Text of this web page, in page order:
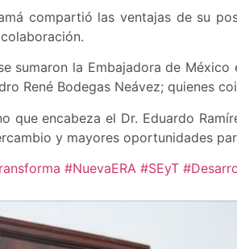
compartió las ventajas de su
sumaron la Embajadora de
René Bodegas Neávez; quienes
que encabeza el Dr. Eduardo
y mayores oportunidades
#NuevaERA #SEyT